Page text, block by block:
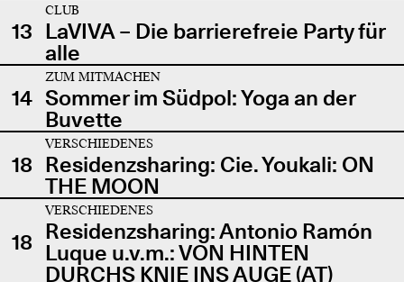
13
CLUB
LaVIVA – Die barrierefreie Party für
alle
14
ZUM MITMACHEN
Sommer im Südpol: Yoga an der
Buvette
18
VERSCHIEDENES
Residenzsharing: Cie. Youkali: ON
THE MOON
18
VERSCHIEDENES
Residenzsharing: Antonio Ramón
Luque u.v.m.: VON HINTEN
DURCHS KNIE INS AUGE (AT)